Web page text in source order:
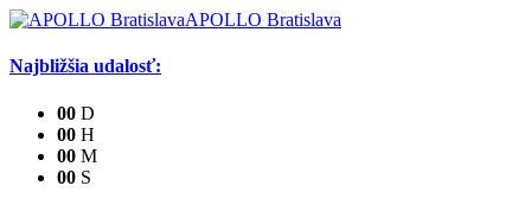
APOLLO Bratislava
Najbližšia udalosť:
00 D
00 H
00 M
00 S